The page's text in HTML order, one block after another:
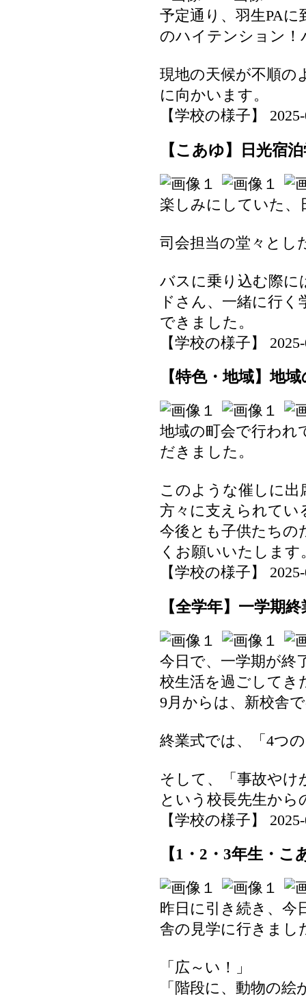
予定通り、羽生PA
のハイテンション
現地の天候が不順の
に向かいます。
【学校の様子】
【こあゆ】日光宿
楽しみにしていた、
司会担当の堂々とし
バスに乗り込む際に
ドさん、一緒に行
できました。
【学校の様子】
【特色・地域】地
地域の町会で行われ
だきました。
このような催しに
方々に支えられてい
今後とも子供たちの
くお願いいたします
【学校の様子】
【全学年】一学期
今日で、一学期が終
校生活を過ごしてき
9月からは、新校舎
終業式では、「4つ
そして、「事故や
という校長先生から
【学校の様子】
【1・2・3年生・
昨日に引き続き、今
舎の見学に行きまし
「広～い！」
「階段に、動物の